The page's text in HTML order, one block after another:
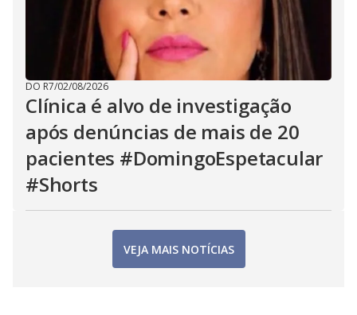
DO R7/02/08/2026
Clínica é alvo de investigação
após denúncias de mais de 20
pacientes #DomingoEspetacular
#Shorts
VEJA MAIS NOTÍCIAS